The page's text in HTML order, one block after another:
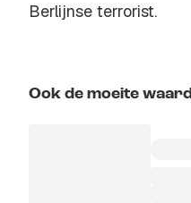
Berlijnse terrorist.
Ook de moeite waard